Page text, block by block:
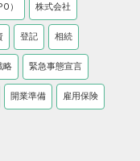
） 株式会社
登記 相続
略 緊急事態宣言
開業準備 雇用保険